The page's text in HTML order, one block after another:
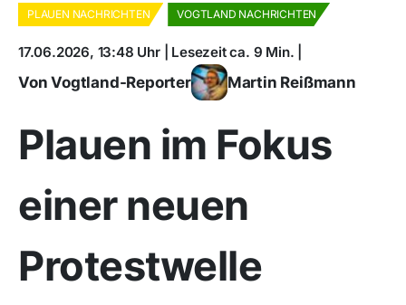
PLAUEN NACHRICHTEN VOGTLAND NACHRICHTEN
17.06.2026, 13:48 Uhr | Lesezeit ca. 9 Min. |
Von Vogtland-Reporter Martin Reißmann
Plauen im Fokus
einer neuen
Protestwelle